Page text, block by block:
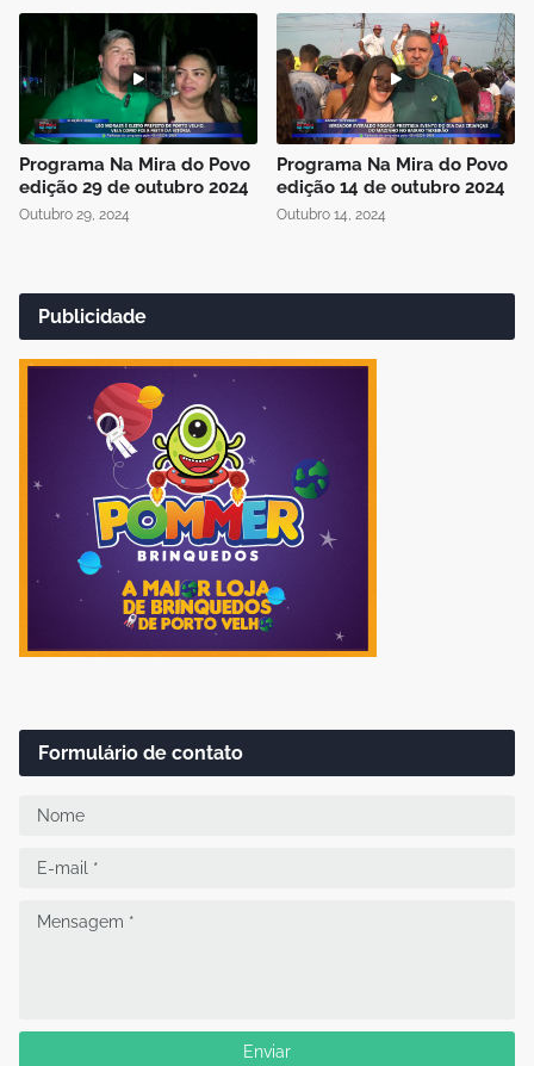
Programa Na Mira do Povo
edição 29 de outubro 2024
Outubro 29, 2024
Programa Na Mira do Povo
edição 14 de outubro 2024
Outubro 14, 2024
Publicidade
Formulário de contato